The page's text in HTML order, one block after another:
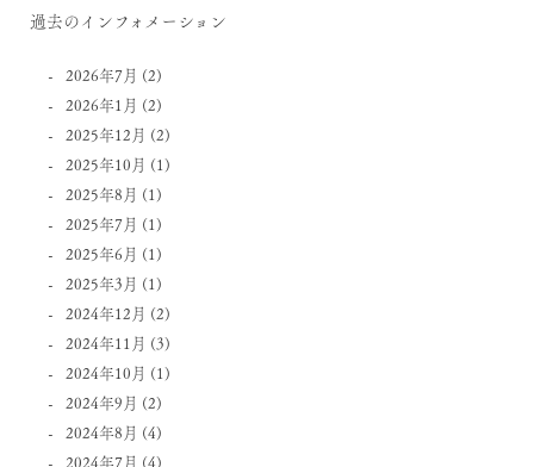
過去のインフォメーション
2026年7月 (2)
2026年1月 (2)
2025年12月 (2)
2025年10月 (1)
2025年8月 (1)
2025年7月 (1)
2025年6月 (1)
2025年3月 (1)
2024年12月 (2)
2024年11月 (3)
2024年10月 (1)
2024年9月 (2)
2024年8月 (4)
2024年7月 (4)